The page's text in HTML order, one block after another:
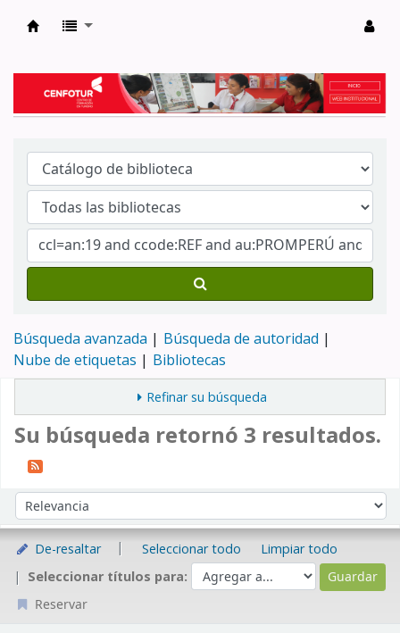
Búsqueda avanzada
Búsqueda de autoridad
Nube de etiquetas
Bibliotecas
Refinar su búsqueda
Su búsqueda retornó 3 resultados.
Ordenar por:
De-resaltar Seleccionar todo
Limpiar todo
Seleccionar títulos para:
Reservar